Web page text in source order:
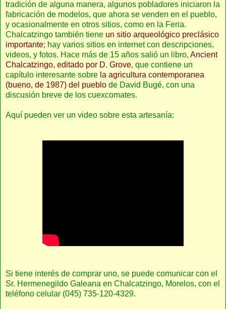
tradición de alguna manera, algunos pobladores iniciaron la
fabricación de modelos, que ahora se venden en el pueblo,
y ocasionalmente en otros sitios, como en la Feria.
Chalcatzingo también tiene un sitio arqueológico preclásico
importante; hay varios sitios en internet con descripciones,
videos, y fotos. Hace más de 15 años salió un libro, Ancient
Chalcatzingo, editado por D. Grove, que contiene un
capítulo interesante sobre la agricultura contemporanea
(bueno, de 1987) del pueblo de David Bugé, con una
discusión breve de los cuexcomates.
Aquí pueden ver un video sobre esta artesanía:
Si tiene interés de comprar uno, se puede comunicar con el
Sr. Hermenegildo Galeana en Chalcatzingo, Morelos, con el
teléfono celular (045) 735-120-4329.